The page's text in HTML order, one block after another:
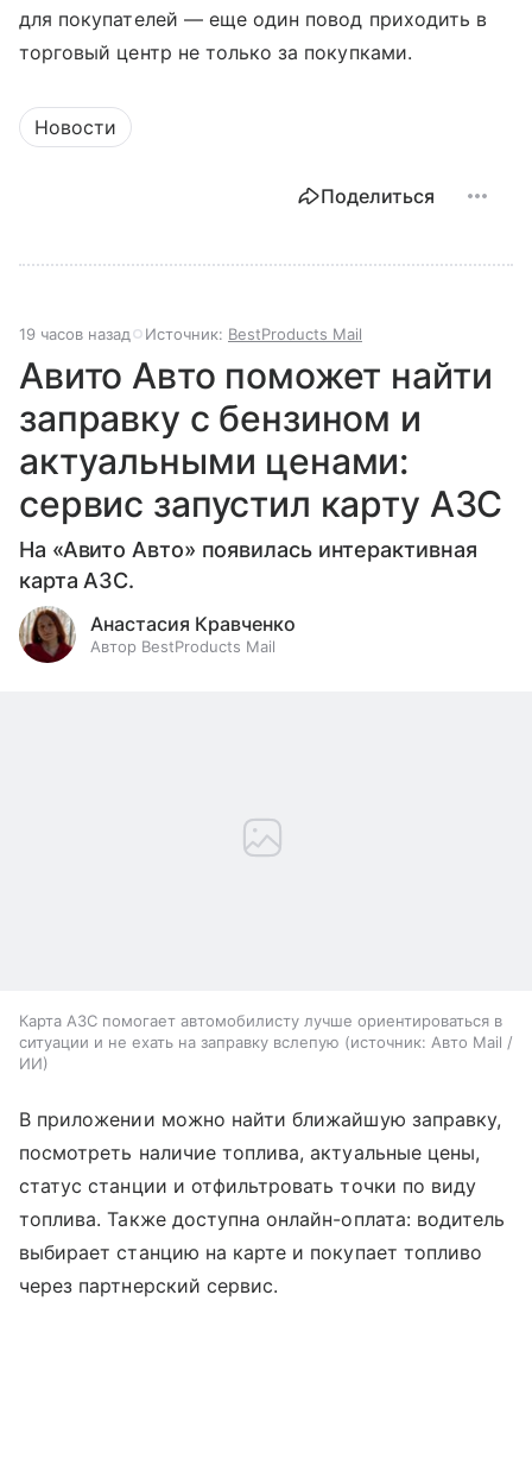
для покупателей — еще один повод приходить в
торговый центр не только за покупками.
Новости
Поделиться
19 часов назад Источник: BestProducts Mail
Авито Авто поможет найти
заправку с бензином и
актуальными ценами:
сервис запустил карту АЗС
На «Авито Авто» появилась интерактивная
карта АЗС.
Анастасия Кравченко
Автор BestProducts Mail
Карта АЗС помогает автомобилисту лучше ориентироваться в
ситуации и не ехать на заправку вслепую
источник: Авто Mail /
ИИ
В приложении можно найти ближайшую заправку,
посмотреть наличие топлива, актуальные цены,
статус станции и отфильтровать точки по виду
топлива. Также доступна онлайн-оплата: водитель
выбирает станцию на карте и покупает топливо
через партнерский сервис.